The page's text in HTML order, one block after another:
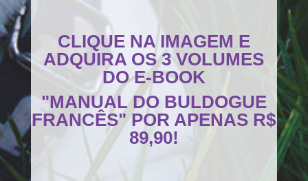
CLIQUE NA IMAGEM E
ADQUIRA OS 3 VOLUMES
DO E-BOOK
"MANUAL DO BULDOGUE
FRANCÊS" POR APENAS R$
89,90!